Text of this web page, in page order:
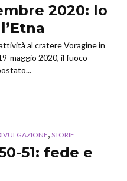
2020: lo
al cratere Voragine in
maggio 2020, il fuoco
, STORIE
51: fede e